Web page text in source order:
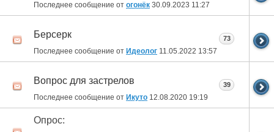
Последнее сообщение от огонёк 30.09.2023 11:27
Берсерк
Последнее сообщение от Идеолог 11.05.2022 13:57
73
Вопрос для застрелов
Последнее сообщение от Икуто 12.08.2020 19:19
39
Опрос: